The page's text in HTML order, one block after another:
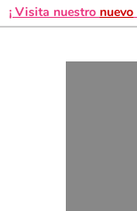
¡ Visita nuestro nuevo